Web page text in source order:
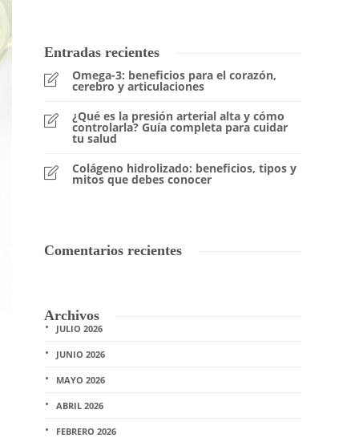
Entradas recientes
Omega-3: beneficios para el corazón,
cerebro y articulaciones
¿Qué es la presión arterial alta y cómo
controlarla? Guía completa para cuidar
tu salud
Colágeno hidrolizado: beneficios, tipos y
mitos que debes conocer
Comentarios recientes
Archivos
JULIO 2026
JUNIO 2026
MAYO 2026
ABRIL 2026
FEBRERO 2026